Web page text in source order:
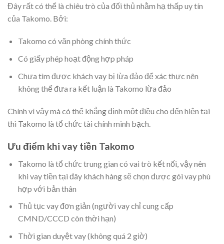
Đây rất có thể là chiêu trò của đối thủ nhằm hạ thấp uy tín
của Takomo. Bởi:
Takomo có văn phòng chính thức
Có giấy phép hoạt động hợp pháp
Chưa tìm được khách vay bị lừa đảo để xác thực nên
không thể đưa ra kết luận là Takomo lừa đảo
Chính vì vậy mà có thể khẳng định một điều cho đến hiện tại
thì Takomo là tổ chức tài chính minh bạch.
Ưu điểm khi vay tiền Takomo
Takomo là tổ chức trung gian có vai trò kết nối, vậy nên
khi vay tiền tại đây khách hàng sẽ chọn được gói vay phù
hợp với bản thân
Thủ tục vay đơn giản (người vay chỉ cung cấp
CMND/CCCD còn thời hạn)
Thời gian duyệt vay (không quá 2 giờ)